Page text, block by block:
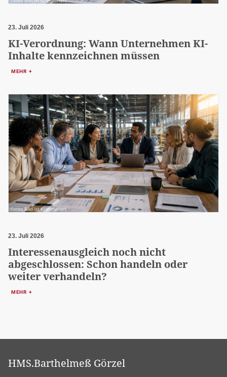
23. Juli 2026
KI-Verordnung: Wann Unternehmen KI-
Inhalte kennzeichnen müssen
MEHR +
23. Juli 2026
Interessenausgleich noch nicht
abgeschlossen: Schon handeln oder
weiter verhandeln?
MEHR +
HMS.Barthelmeß Görzel